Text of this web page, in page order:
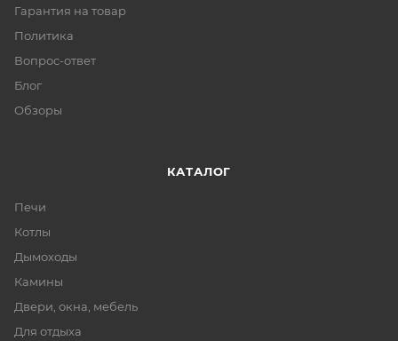
Гарантия на товар
Политика
Вопрос-ответ
Блог
Обзоры
КАТАЛОГ
Печи
Котлы
Дымоходы
Камины
Двери, окна, мебель
Для отдыха